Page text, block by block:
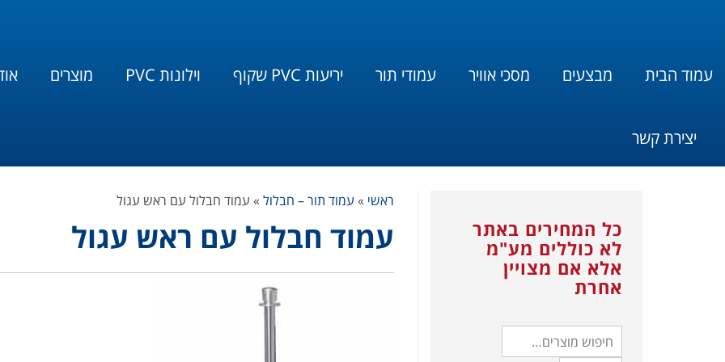
עמוד הבית מבצעים מסכי אוויר עמודי תור יריעות PVC שקוף וילונות PVC מוצרים
יצירת קשר
ראשי » עמוד תור – חבלול » עמוד חבלול עם ראש עגול
עמוד חבלול עם ראש עגול
כל המחירים באתר
לא כוללים מע"מ
אלא אם מצויין
אחרת